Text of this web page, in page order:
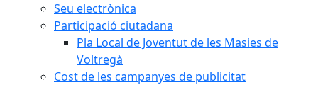
Seu electrònica
Participació ciutadana
Pla Local de Joventut de les Masies de
Voltregà
Cost de les campanyes de publicitat